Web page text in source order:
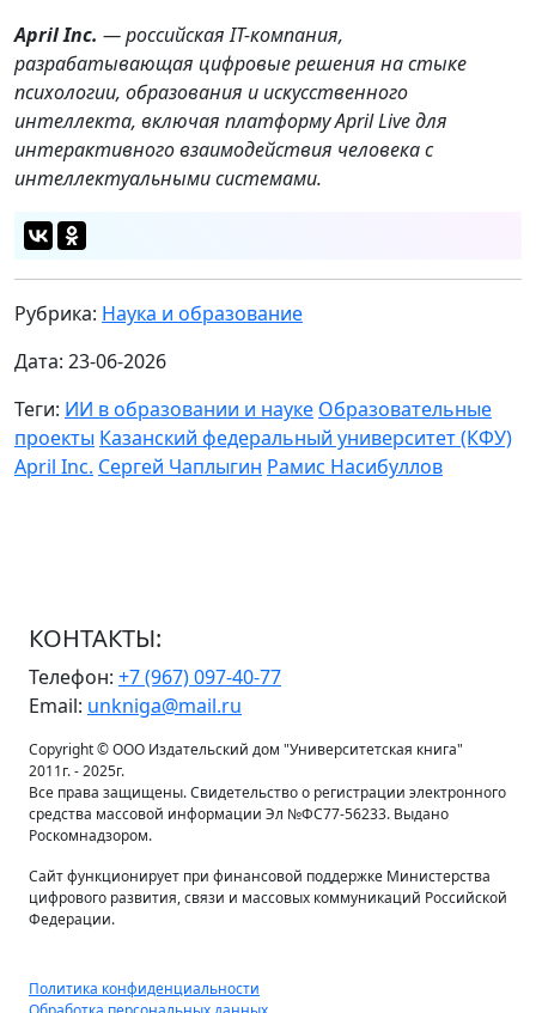
April Inc. — российская IT-компания,
разрабатывающая цифровые решения на стыке
психологии, образования и искусственного
интеллекта, включая платформу April Live для
интерактивного взаимодействия человека с
интеллектуальными системами.
Рубрика: Наука и образование
Дата: 23-06-2026
Теги: ИИ в образовании и науке Образовательные
проекты Казанский федеральный университет (КФУ)
April Inc. Сергей Чаплыгин Рамис Насибуллов
КОНТАКТЫ:
Телефон: +7 (967) 097-40-77
Email: unkniga@mail.ru
Copyright © ООО Издательский дом "Университетская книга"
2011г. - 2025г.
Все права защищены. Свидетельство о регистрации электронного
средства массовой информации Эл №ФС77-56233. Выдано
Роскомнадзором.
Сайт функционирует при финансовой поддержке Министерства
цифрового развития, связи и массовых коммуникаций Российской
Федерации.
Политика конфиденциальности